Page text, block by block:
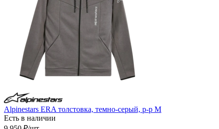
Alpinestars ERA толстовка, темно-серый, р-р M
Есть в наличии